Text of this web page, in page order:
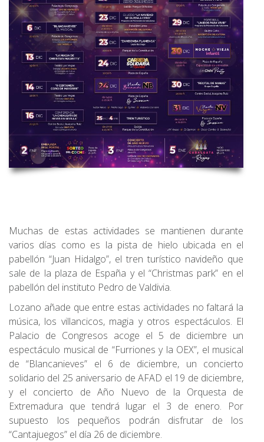
Muchas de estas actividades se mantienen durante
varios días como es la pista de hielo ubicada en el
pabellón “Juan Hidalgo”, el tren turístico navideño que
sale de la plaza de España y el “Christmas park” en el
pabellón del instituto Pedro de Valdivia.
Lozano añade que entre estas actividades no faltará la
música, los villancicos, magia y otros espectáculos. El
Palacio de Congresos acoge el 5 de diciembre un
espectáculo musical de “Furriones y la OEX”, el musical
de “Blancanieves” el 6 de diciembre, un concierto
solidario del 25 aniversario de AFAD el 19 de diciembre,
y el concierto de Año Nuevo de la Orquesta de
Extremadura que tendrá lugar el 3 de enero. Por
supuesto los pequeños podrán disfrutar de los
“Cantajuegos” el día 26 de diciembre.